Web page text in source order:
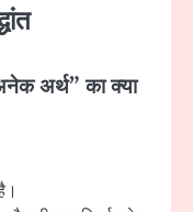
अर्थ” का क्या